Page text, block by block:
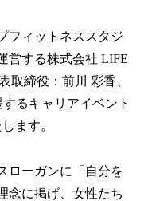
フィットネススタジ
営する株式会社 LIFE
取締役：前川 彩香、
るキャリアイベント
ます。
ローガンに「自分を
念に掲げ、女性たち